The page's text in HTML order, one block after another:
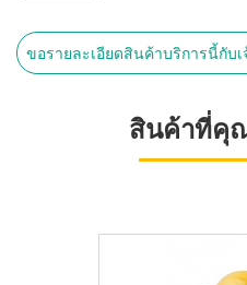
ขอรายละเอียดสินค้าบริการนี้กับ
สินค้าที่คุ